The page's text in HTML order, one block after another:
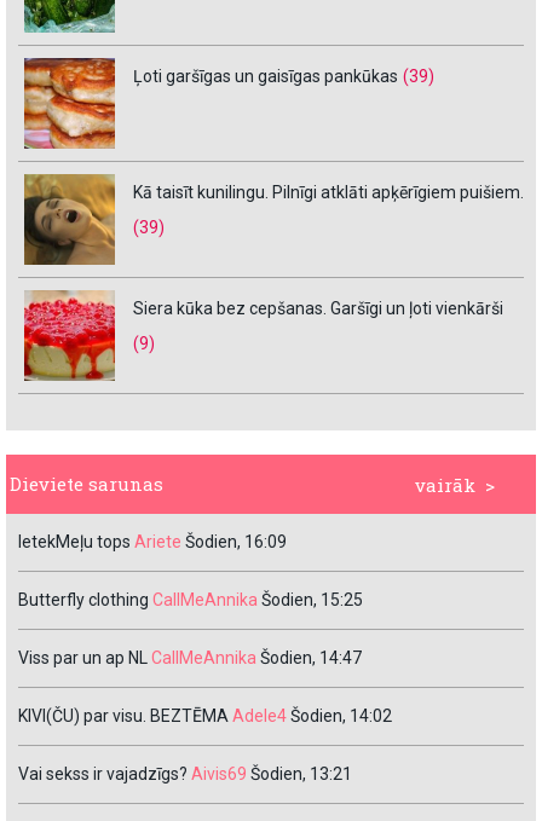
Ļoti garšīgas un gaisīgas pankūkas (39)
Kā taisīt kunilingu. Pilnīgi atklāti apķērīgiem puišiem.
(39)
Siera kūka bez cepšanas. Garšīgi un ļoti vienkārši
(9)
vairāk >
Dieviete sarunas
IetekMeļu tops Ariete Šodien, 16:09
Butterfly clothing CallMeAnnika Šodien, 15:25
Viss par un ap NLCallMeAnnika Šodien, 14:47
KIVI(ČU) par visu. BEZTĒMAAdele4Šodien, 14:02
Vai sekss ir vajadzīgs? Aivis69 Šodien, 13:21